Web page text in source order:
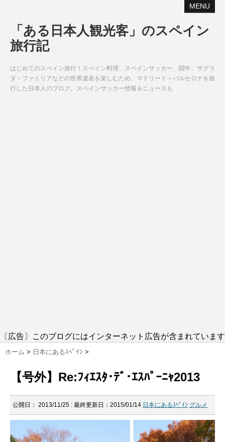
MENU
「ある日本人観光客」のスペイン
旅行記
はじめてのスペイン旅行！スペイン料理、スペインサッカー、闘牛、サグラ
ダ・ファミリアなどの世界遺産を楽しむため、マドリード～バルセロナを旅
行した日本人のブログ。スペインサッカー情報＆ニュースも
〔広告〕このブログにはインターネット広告が含まれています
ホーム > 日本にあるｽﾍﾟｲﾝ >
【号外】Re:ﾌｨｴｽﾀ･ﾃﾞ･ｴｽﾊﾟｰﾆｬ2013
公開日： 2013/11/25 : 最終更新日：2015/01/14 日本にあるｽﾍﾟｲﾝ グルメ